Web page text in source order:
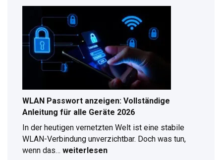
Kompletter
Ratgeber
für
digitalen
Radioempfang
WLAN Passwort anzeigen: Vollständige
Anleitung für alle Geräte 2026
In der heutigen vernetzten Welt ist eine stabile
WLAN-Verbindung unverzichtbar. Doch was tun,
wenn das… weiterlesen